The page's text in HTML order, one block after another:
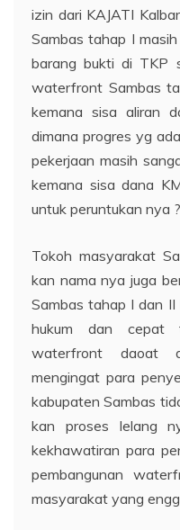
izin dari KAJATI
Sambas tahap I
barang bukti di TKP
waterfront Sambas
kemana sisa aliran
dimana progres yg
pekerjaan masih
kemana sisa dana
untuk peruntukan nya
Tokoh masyarakat
kan nama nya juga
Sambas tahap I dan
hukum dan cepat
waterfront daoat
mengingat para
kabupaten Sambas
kan proses lelang
kekhawatiran para
pembangunan
masyarakat yang